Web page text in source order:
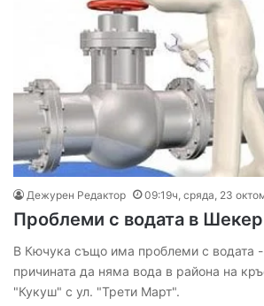
Дежурен Редактор 09:19ч, сряда, 23
Проблеми с водата в
В Кючука също има проблеми с водата
причината да няма вода в района на
"Кукуш" с ул. "Трети Март".